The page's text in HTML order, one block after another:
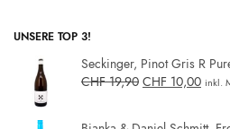
UNSERE TOP 3!
Seckinger, Pinot Gris R
CHF19,90 CHF 10,00 inkl.